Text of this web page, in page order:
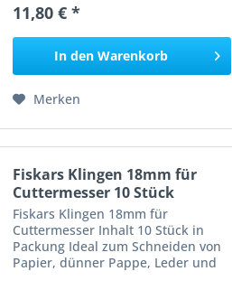
Automatische Klingenladung für
anspruchsvolles und intensives...
11,80 € *
In den Warenkorb
Merken
Fiskars Klingen 18mm für
Cuttermesser 10 Stück
Fiskars Klingen 18mm für
Cuttermesser Inhalt 10 Stück in
Packung Ideal zum Schneiden von
Papier, dünner Pappe, Leder und